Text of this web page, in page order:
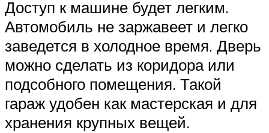
Доступ к машине будет легким.
Автомобиль не заржавеет и легко
заведется в холодное время. Дверь
можно сделать из коридора или
подсобного помещения. Такой
гараж удобен как мастерская и для
хранения крупных вещей.